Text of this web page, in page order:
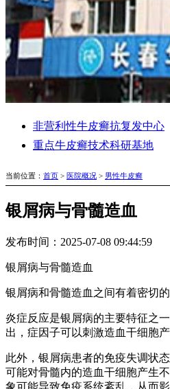
非营利性牛皮癣抗复发中心
重点牛皮癣技术科研基地
当前位置： 首页 > 医院概况 > 男性牛皮癣
银屑病与骨髓造血
发布时间：2025-07-08 09:44:59
银屑病与骨髓造血
银屑病和骨髓造血之间有着密切
炎症反应是银屑病的主要特征之
出，症因子可以刺激造血干细胞
此外，银屑病患者的免疫失调状
可能对骨髓内的造血干细胞产生
象可能导致免疫系统紊乱，从而